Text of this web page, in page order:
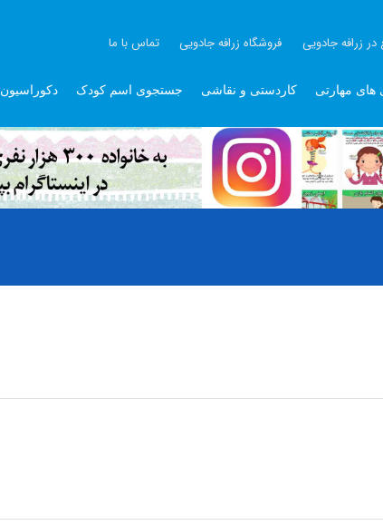
در زرافه جادویی فروشگاه زرافه جادویی تماس با ما
های مهارتی کاردستی و نقاشی جستجوی اسم کودک دکوراسیون